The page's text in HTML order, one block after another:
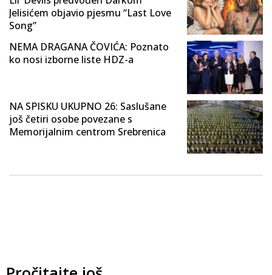
Jelisićem objavio pjesmu “Last Love
Song”
NEMA DRAGANA ČOVIĆA: Poznato
ko nosi izborne liste HDZ-a
NA SPISKU UKUPNO 26: Saslušane
još četiri osobe povezane s
Memorijalnim centrom Srebrenica